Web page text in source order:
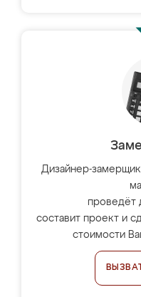
Дизайнер-
проведёт
составит проект и
стоимости